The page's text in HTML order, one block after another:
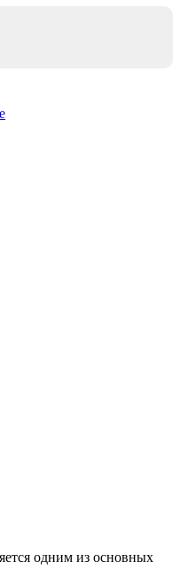
одним из основных